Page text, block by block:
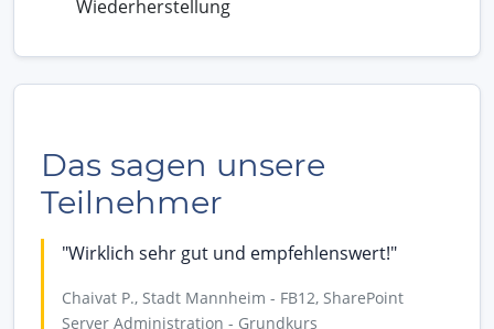
Wiederherstellung
Das sagen unsere
Teilnehmer
"Wirklich sehr gut und empfehlenswert!"
Chaivat P., Stadt Mannheim - FB12, SharePoint
Server Administration - Grundkurs